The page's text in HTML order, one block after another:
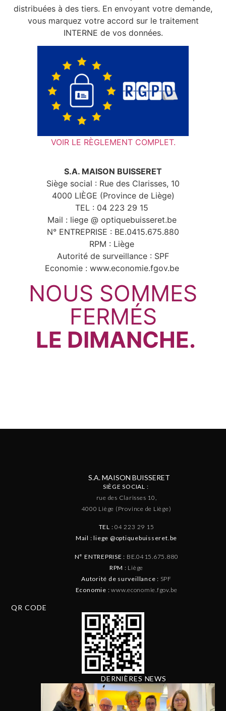
distribuées à des tiers. En envoyant votre demande,
vous marquez votre accord sur le traitement
INTERNE de vos données.
VOIR LE RÈGLEMENT COMPLET.
S.A. MAISON BUISSERET
Siège social : Rue des Clarisses, 10
4000 LIÈGE (Province de Liège)
TEL : 04 223 29 15
Mail : liege @ optiquebuisseret.be
N° ENTREPRISE : BE.0415.675.880
RPM : Liège
Autorité de surveillance : SPF
Economie : www.economie.fgov.be
NOUS SOMMES
FERMÉS
LE DIMANCHE.
S.A. MAISON BUISSERET
SIÈGE SOCIAL :
rue des Clarisses 10,
4000 Liège (Province de Liège)
TEL : 04 223 29 15
Mail : liege @optiquebuisseret.be
N° ENTREPRISE : BE.0415.675.880
RPM : Liège
Autorité de surveillance : SPF
Economie : www.economie.fgov.be
QR CODE
DERNIÈRES NEWS